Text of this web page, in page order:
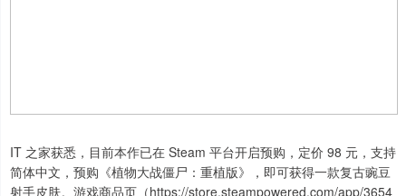
IT 之家获悉，目前本作已在 Steam 平台开启预购，定价 98 元，支持
简体中文，预购《植物大战僵尸：重植版》，即可获得一款复古豌豆
射手皮肤。游戏商品页（https://store.steampowered.com/app/3654